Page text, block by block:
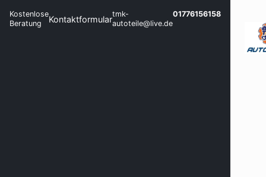
Kostenlose
Beratung
Kontaktformulartmk-
autoteile@live.de
01776156158